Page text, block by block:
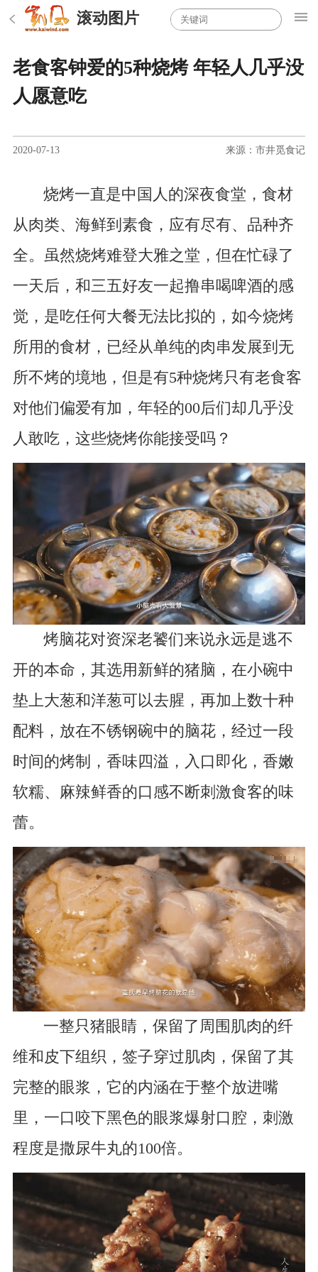
滚动图片
老食客钟爱的5种烧烤 年轻人几乎没
人愿意吃
2020-07-13 来源：市井觅食记
烧烤一直是中国人的深夜食堂，食材
从肉类、海鲜到素食，应有尽有、品种齐
全。虽然烧烤难登大雅之堂，但在忙碌了
一天后，和三五好友一起撸串喝啤酒的感
觉，是吃任何大餐无法比拟的，如今烧烤
所用的食材，已经从单纯的肉串发展到无
所不烤的境地，但是有5种烧烤只有老食客
对他们偏爱有加，年轻的00后们却几乎没
人敢吃，这些烧烤你能接受吗？
烤脑花对资深老饕们来说永远是逃不
开的本命，其选用新鲜的猪脑，在小碗中
垫上大葱和洋葱可以去腥，再加上数十种
配料，放在不锈钢碗中的脑花，经过一段
时间的烤制，香味四溢，入口即化，香嫩
软糯、麻辣鲜香的口感不断刺激食客的味
蕾。
一整只猪眼睛，保留了周围肌肉的纤
维和皮下组织，签子穿过肌肉，保留了其
完整的眼浆，它的内涵在于整个放进嘴
里，一口咬下黑色的眼浆爆射口腔，刺激
程度是撒尿牛丸的100倍。